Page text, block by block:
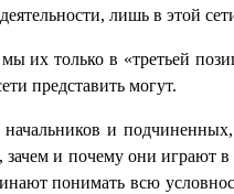
лишь в этой
их только в «третьей
представить могут.
и
и почему они
понимать всю